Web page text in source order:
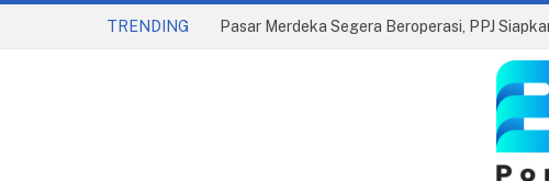
TRENDING